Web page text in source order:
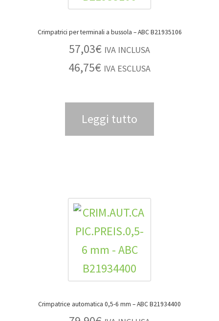
Crimpatrici per terminali a bussola – ABC B21935106
57,03€ IVA INCLUSA
46,75€ IVA ESCLUSA
Leggi tutto
Crimpatrice automatica 0,5-6 mm – ABC B21934400